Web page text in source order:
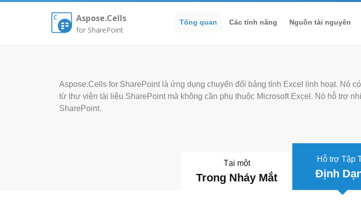
Aspose.Cells
for SharePoint
Tổng quan Các tính năng Nguồn tài nguyên
Aspose.Cells for SharePoint là ứng dụng chuyển đổi bảng tính Excel linh hoạt. Nó
từ thư viện tài liệu SharePoint mà không cần phụ thuộc Microsoft Excel. Nó hỗ trợ
SharePoint.
Tại một
Trong Nháy Mắt
Hỗ trợ Tập
Định